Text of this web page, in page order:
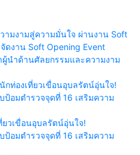
ามงามสู่ความมั่นใจ ผ่านงาน Soft
ดงาน Soft Opening Event
นำด้านศัลยกรรมและความงาม
นักท่องเที่ยวเขื่อนอุบลรัตน์อุ่นใจ!
อมตำรวจจุดที่ 16 เสริมความ
ยวเขื่อนอุบลรัตน์อุ่นใจ!
อมตำรวจจุดที่ 16 เสริมความ